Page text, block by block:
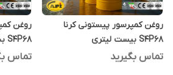
روغن کمپرسور پیستونی کرنا
S4P68 بیست لیتری
تماس بگیرید
روغن
S4P68 بشکه 208 لیتری
تماس